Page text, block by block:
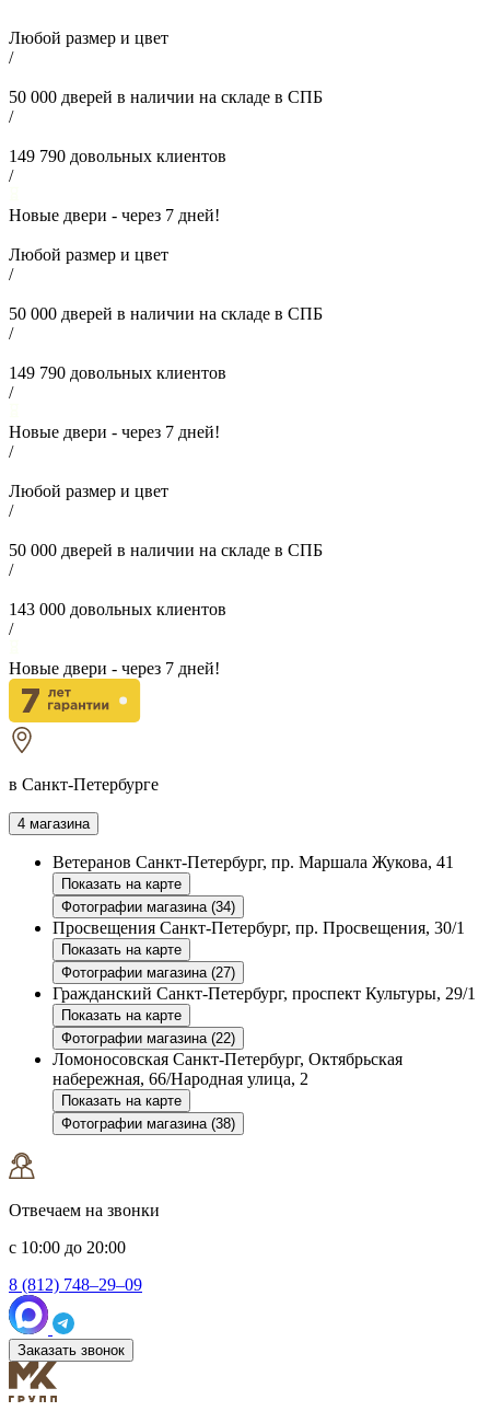
Любой размер и цвет
/
50 000 дверей в наличии на складе в СПБ
/
149 790 довольных клиентов
/
Новые двери - через 7 дней!
Любой размер и цвет
/
50 000 дверей в наличии на складе в СПБ
/
149 790 довольных клиентов
/
Новые двери - через 7 дней!
/
Любой размер и цвет
/
50 000 дверей в наличии на складе в СПБ
/
143 000 довольных клиентов
/
Новые двери - через 7 дней!
в Санкт-Петербурге
4 магазина
Ветеранов Санкт-Петербург, пр. Маршала Жукова, 41
Показать на карте
Фотографии магазина (34)
Просвещения Санкт-Петербург, пр. Просвещения, 30/1
Показать на карте
Фотографии магазина (27)
Гражданский Санкт-Петербург, проспект Культуры, 29/1
Показать на карте
Фотографии магазина (22)
Ломоносовская Санкт-Петербург, Октябрьская
набережная, 66/Народная улица, 2
Показать на карте
Фотографии магазина (38)
Отвечаем на звонки
с 10:00 до 20:00
8 (812) 748–29–09
Заказать звонок